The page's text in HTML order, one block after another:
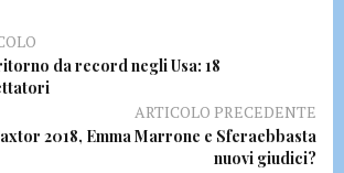
da record negli Usa: 18
ARTICOLO PRECEDENTE
2018, Emma Marrone e Sferaebbasta
nuovi giudici?